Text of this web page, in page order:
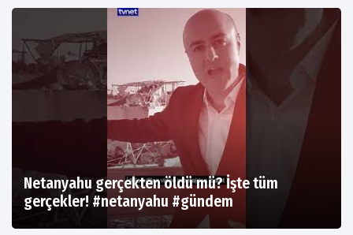
Netanyahu gerçekten öldü mü? İşte tüm
gerçekler! #netanyahu #gündem